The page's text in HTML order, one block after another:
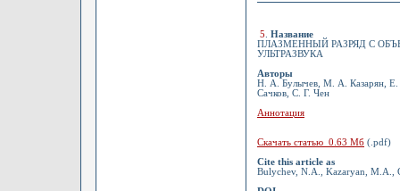
5
Название
ПЛАЗМЕННЫЙ РАЗРЯД С
УЛЬТРАЗВУКА
Авторы
Н. А. Булычев, М. А. Казарян,
Сачков, С. Г. Чен
Аннотация
Скачать статью 0.63 Мб (.pdf)
Cite this article as
Bulychev, N.A., Kazaryan, M.A.,